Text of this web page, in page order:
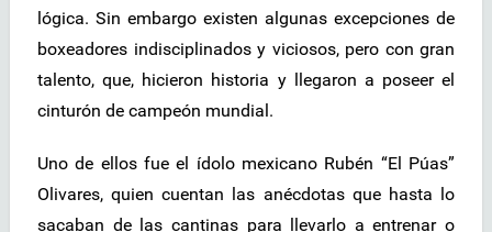
lógica. Sin embargo existen algunas excepciones de
boxeadores indisciplinados y viciosos, pero con gran
talento, que, hicieron historia y llegaron a poseer el
cinturón de campeón mundial.
Uno de ellos fue el ídolo mexicano Rubén “El Púas”
Olivares, quien cuentan las anécdotas que hasta lo
sacaban de las cantinas para llevarlo a entrenar o